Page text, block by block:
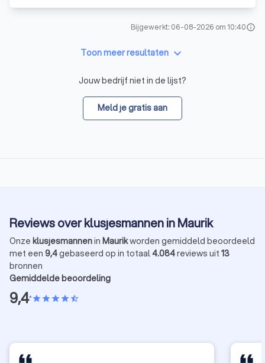
Bijgewerkt: 06-08-2026 om 10:40info
Toon meer resultaten keyboard_arrow_down
Jouw bedrijf niet in de lijst?
Meld je gratis aan
Reviews over klusjesmannen in Maurik
Onze klusjesmannenin Maurikworden gemiddeld beoordeeld
met een 9,4gebaseerd op in totaal4.084reviews uit 13
bronnen
Gemiddelde beoordeling
9,4•starstarstarstarstar_half